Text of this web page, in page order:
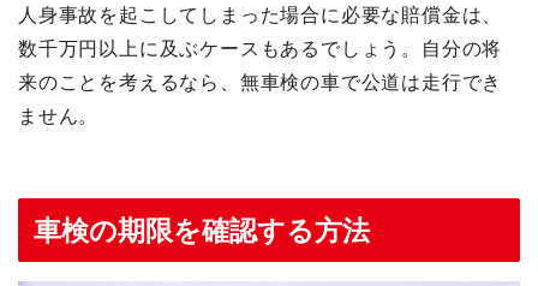
人身事故を起こしてしまった場合に必要な賠償金は、
数千万円以上に及ぶケースもあるでしょう。自分の将
来のことを考えるなら、無車検の車で公道は走行でき
ません。
車検の期限を確認する方法